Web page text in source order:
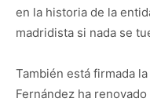
en la historia de la
madridista si nada se
También está firmada
Fernández ha